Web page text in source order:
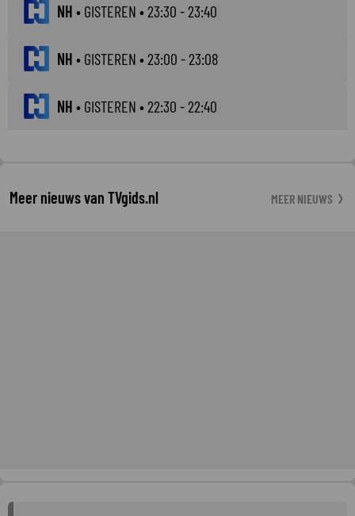
NH • GISTEREN • 23:30 - 23:40
NH • GISTEREN • 23:00 - 23:08
NH • GISTEREN • 22:30 - 22:40
Meer nieuws van TVgids.nl MEER NIEUWS